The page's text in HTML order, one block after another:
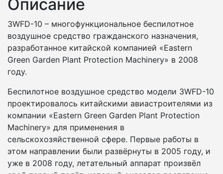
Описание
3WFD-10 – многофункциональное беспилотное
воздушное средство гражданского назначения,
разработанное китайской компанией «Eastern
Green Garden Plant Protection Machinery» в 2008
году.
Беспилотное воздушное средство модели 3WFD-10
проектировалось китайскими авиастроителями из
компании «Eastern Green Garden Plant Protection
Machinery» для применения в
сельскохозяйственной сфере. Первые работы в
этом направлении были развёрнуты в 2005 году, и
уже в 2008 году, летательный аппарат произвёл